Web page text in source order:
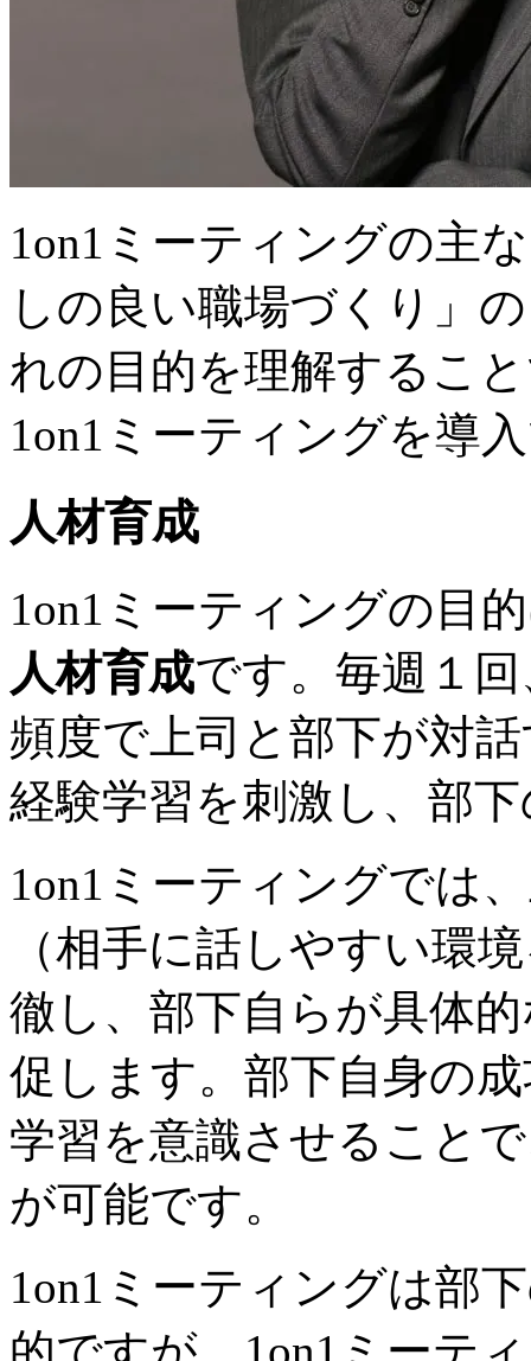
1on1ミーティングの主
しの良い職場づくり」
れの目的を理解するこ
1on1ミーティングを導
人材育成
1on1ミーティングの目
人材育成です。毎週１
頻度で上司と部下が対
経験学習を刺激し、部
1on1ミーティングでは
（相手に話しやすい環
徹し、部下自らが具体
促します。部下自身の
学習を意識させること
が可能です。
1on1ミーティングは部
的ですが、1on1ミーテ